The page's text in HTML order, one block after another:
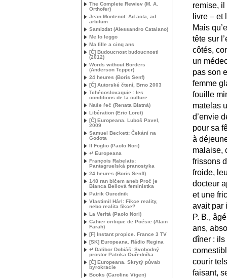
remise, il
livre –
Mais
tête sur
côtés,
un
pas son
femme
fouille
matelas
d’envie
pour sa
à
malaise,
frissons
froide,
docteur
et une
avait par
P. B.,
ans,
dîner : ils
courir
faisant,
The Complete Rewiev (M. A.
Orthofer)
Jean Montenot: Ad acta, ad
arbitum
Samizdat (Alessandro Catalano)
Me lo leggo
Ma fille a cinq ans
[Č] Budoucnost budoucnosti
(2012)
Words without Borders
(Anderson Tepper)
24 heures (Boris Senf)
[Č] Autorské čtení, Brno 2003
Tchécoslovaquie : les
conditions de la culture
Naše řeč (Renata Blatná)
Libération (Eric Loret)
[Č] Europeana. Luboš Pavel,
2009
Samuel Beckett: Čekání na
Godota
Il Foglio (Paolo Nori)
↵ Europeana
François Rabelais:
Pantagruelská pranostyka
24 heures (Boris Senff)
148 ran bičem aneb Proč je
Bianca Bellová feministka
Patrik Ourednik
Vlastimil Hárl: Fikce reality,
nebo realita fikce?
La Verità (Paolo Nori)
Cahier critique de Poésie (Alain
Farah)
[F] Instant propice. France 3 TV
[SK] Europeana. Rádio Regina
↵ Dalibor Dobiáš: Svobodný
prostor Patrika Ouředníka
[Č] Europeana. Skrytý půvab
byrokracie
Books (Caroline Vigen)